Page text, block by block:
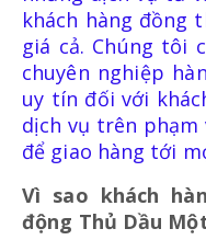
BÌNH PHÒNG
DỤNG CỤ
khách hàng đồng
giá cả. Chúng tôi
chuyên nghiệp
uy tín đối với
dịch vụ trên phạm
để giao hàng tới
Vì sao khách
động Thủ Dầu